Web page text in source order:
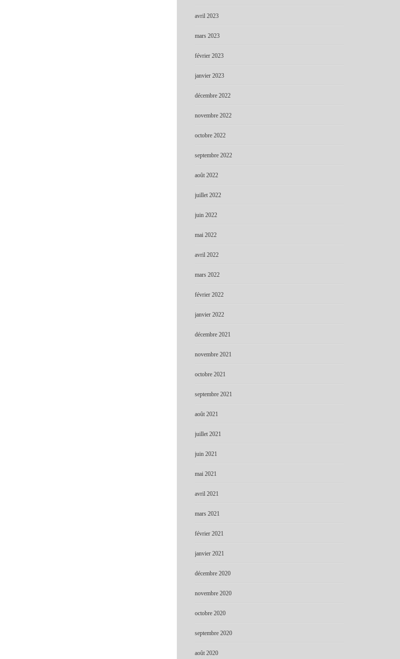
avril 2023
mars 2023
février 2023
janvier 2023
décembre 2022
novembre 2022
octobre 2022
septembre 2022
août 2022
juillet 2022
juin 2022
mai 2022
avril 2022
mars 2022
février 2022
janvier 2022
décembre 2021
novembre 2021
octobre 2021
septembre 2021
août 2021
juillet 2021
juin 2021
mai 2021
avril 2021
mars 2021
février 2021
janvier 2021
décembre 2020
novembre 2020
octobre 2020
septembre 2020
août 2020